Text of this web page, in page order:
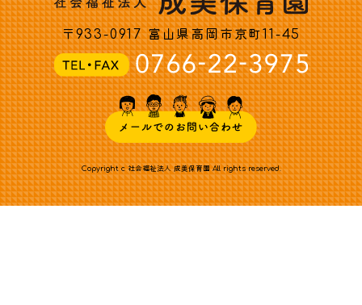
〒933-0917 富山県高岡市京町11-45
Copyright c 社会福祉法人 成美保育園 All rights reserved.